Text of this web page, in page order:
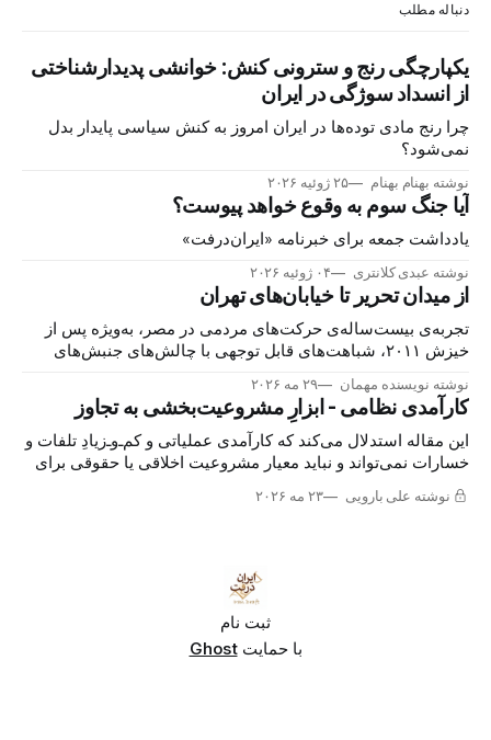
دنباله مطلب
یکپارچگی رنج و سترونی کنش: خوانشی پدیدارشناختی
از انسداد سوژگی در ایران
چرا رنج مادی توده‌ها در ایران امروز به کنش سیاسی پایدار بدل
نمی‌شود؟
نوشته بهنام بهنام ۲۵ ژوئیه ۲۰۲۶
آیا جنگ سوم به وقوع خواهد پیوست؟
یادداشت جمعه برای خبرنامه «ایران‌درفت»
نوشته عبدی کلانتری ۰۴ ژوئیه ۲۰۲۶
از میدان تحریر تا خیابان‌های تهران
تجربه‌ی بیست‌ساله‌ی حرکت‌های مردمی در مصر، به‌ویژه پس از
خیزش ۲۰۱۱، شباهت‌های قابل توجهی با چالش‌های جنبش‌های
برای آینده‌ی ایران باشد.
نوشته نویسنده مهمان ۲۹ مه ۲۰۲۶
کارآمدی نظامی - ابزارِ مشروعیت‌بخشی به تجاوز
این مقاله استدلال می‌کند که کارآمدی عملیاتی و کم‌ـ‌وـ‌زیادِ تلفات و
خسارات نمی‌تواند و نباید معیار مشروعیت اخلاقی یا حقوقی برای
تهاجم نظامی به قصد تغییر یک حکومت باشد.
نوشته علی بارویی ۲۳ مه ۲۰۲۶
ثبت نام
با حمایتGhost